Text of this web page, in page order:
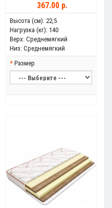
367.00 р.
Высота (см): 22,5
Нагрузка (кг): 140
Верх: Среднемягкий
Низ: Среднемягкий
Размер